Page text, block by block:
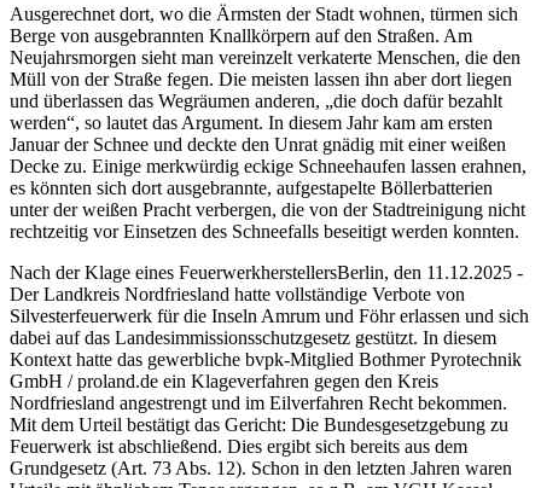
Ausgerechnet dort, wo die Ärmsten der Stadt wohnen, türmen sich
Berge von ausgebrannten Knallkörpern auf den Straßen. Am
Neujahrsmorgen sieht man vereinzelt verkaterte Menschen, die den
Müll von der Straße fegen. Die meisten lassen ihn aber dort liegen
und überlassen das Wegräumen anderen, „die doch dafür bezahlt
werden“, so lautet das Argument. In diesem Jahr kam am ersten
Januar der Schnee und deckte den Unrat gnädig mit einer weißen
Decke zu. Einige merkwürdig eckige Schneehaufen lassen erahnen,
es könnten sich dort ausgebrannte, aufgestapelte Böllerbatterien
unter der weißen Pracht verbergen, die von der Stadtreinigung nicht
rechtzeitig vor Einsetzen des Schneefalls beseitigt werden konnten.
Nach der Klage eines FeuerwerkherstellersBerlin, den 11.12.2025 -
Der Landkreis Nordfriesland hatte vollständige Verbote von
Silvesterfeuerwerk für die Inseln Amrum und Föhr erlassen und sich
dabei auf das Landesimmissionsschutzgesetz gestützt. In diesem
Kontext hatte das gewerbliche bvpk-Mitglied Bothmer Pyrotechnik
GmbH / proland.de ein Klageverfahren gegen den Kreis
Nordfriesland angestrengt und im Eilverfahren Recht bekommen.
Mit dem Urteil bestätigt das Gericht: Die Bundesgesetzgebung zu
Feuerwerk ist abschließend. Dies ergibt sich bereits aus dem
Grundgesetz (Art. 73 Abs. 12). Schon in den letzten Jahren waren